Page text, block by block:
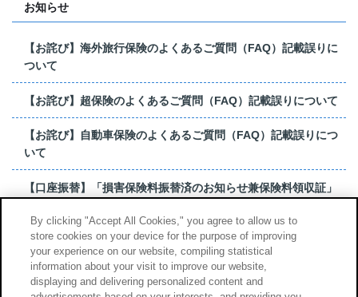
お知らせ
【お詫び】海外旅行保険のよくあるご質問（FAQ）記載誤りに
ついて
【お詫び】超保険のよくあるご質問（FAQ）記載誤りについて
【お詫び】自動車保険のよくあるご質問（FAQ）記載誤りにつ
いて
【口座振替】「損害保険料振替済のお知らせ兼保険料領収証」
【お詫び】超保険のよくあるご質問（FAQ）記載誤りについて
もっと見る
By clicking "Accept All Cookies," you agree to allow us to
store cookies on your device for the purpose of improving
your experience on our website, compiling statistical
information about your visit to improve our website,
displaying and delivering personalized content and